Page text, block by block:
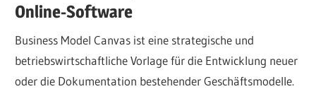
Online-Software
Business Model Canvas ist eine strategische und
betriebswirtschaftliche Vorlage für die Entwicklung neuer
oder die Dokumentation bestehender Geschäftsmodelle.